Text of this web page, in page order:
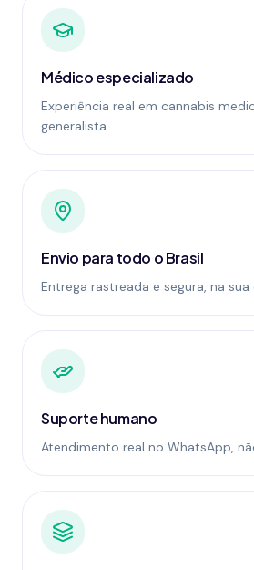
Médico especializado
Experiência real em cannabis
generalista.
Envio para todo o Brasil
Entrega rastreada e segura, na sua
Suporte humano
Atendimento real no WhatsApp,